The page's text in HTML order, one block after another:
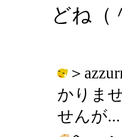
どね（
＞
かりま
せんが...